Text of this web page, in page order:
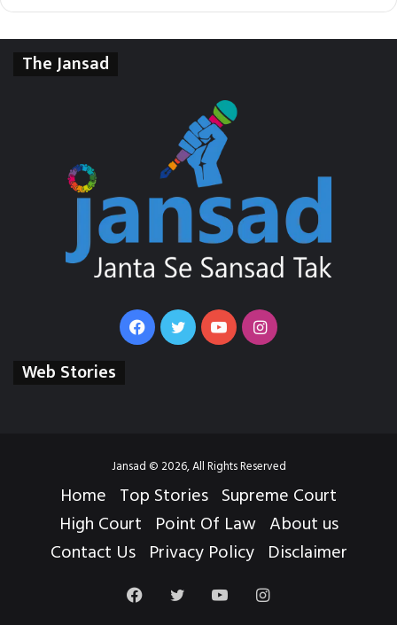
The Jansad
FacebookTwitterYouTubeInstagram
Web Stories
Jansad © 2026, All Rights Reserved
Home Top Stories Supreme Court
High Court Point Of Law About us
Contact Us Privacy Policy Disclaimer
FacebookTwitterYouTubeInstagram